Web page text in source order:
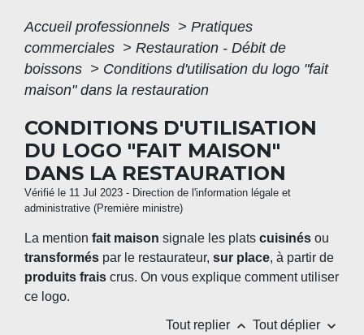
Accueil professionnels > Pratiques
commerciales > Restauration - Débit de
boissons > Conditions d'utilisation du logo "fait
maison" dans la restauration
CONDITIONS D'UTILISATION
DU LOGO "FAIT MAISON"
DANS LA RESTAURATION
Vérifié le 11 Jul 2023 - Direction de l'information légale et
administrative (Première ministre)
La mention fait maison signale les plats cuisinés ou
transformés par le restaurateur, sur place, à partir de
produits frais crus. On vous explique comment utiliser
ce logo.
Tout replier keyboard_arrow_up Tout déplier keyboard_arrow_down